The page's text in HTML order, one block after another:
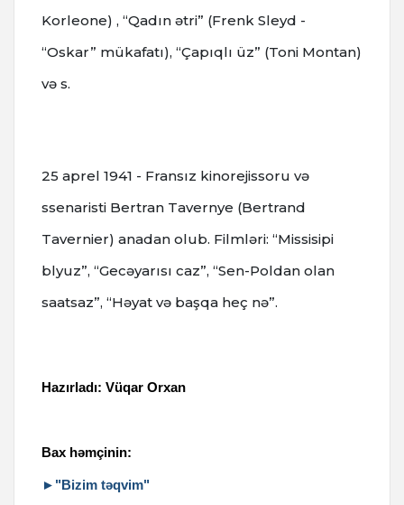
Korleone) , “Qadın ətri” (Frenk Sleyd -
“Oskar” mükafatı), “Çapıqlı üz” (Toni Montan)
və s.
25 aprel 1941 - Fransız kinorejissoru və
ssenaristi Bertran Tavernye (Bertrand
Tavernier) anadan olub. Filmləri: “Missisipi
blyuz”, “Gecəyarısı caz”, “Sen-Poldan olan
saatsaz”, “Həyat və başqa heç nə”.
Hazırladı: Vüqar Orxan
Bax həmçinin:
►"Bizim təqvim"